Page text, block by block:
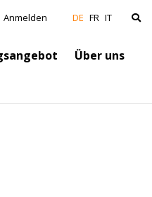
Anmelden DE FR IT
Über uns